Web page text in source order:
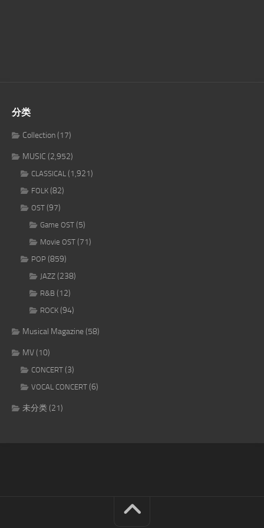
分类
Collection(17)
MUSIC (2,952)
CLASSICAL (1,921)
FOLK (82)
OST (97)
Game OST (5)
Movie OST (71)
POP (859)
JAZZ (238)
R&B (12)
ROCK (94)
Musical Magazine(58)
MV(10)
CONCERT (3)
VOCAL CONCERT (6)
未分类(21)